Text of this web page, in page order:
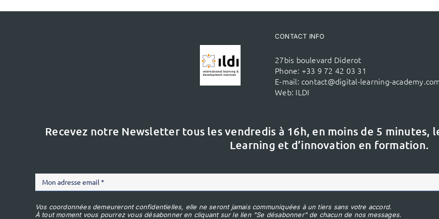
CONTACT INFO
27bis boulevard Diderot
Phone: +33 9 72 42 03 31
E-mail: contact@digital-learning-
Web: ILDI
Recevez notre Newsletter tous les vendredis à 16h, en moins de 5 minutes,
Learning et d’innovation en formation.
Vos coordonnées demeureront confidentielles, elle ne seront jamais communiquées à un tiers sans votre accord.
À tout moment vous pourrez vous désabonner en cliquant sur le lien "Se désabonner" de chacun de nos messages.